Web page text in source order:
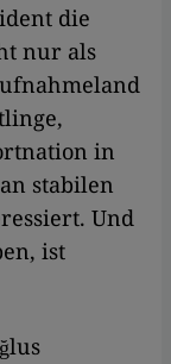
die
nur als
in
stabilen
Und
ist